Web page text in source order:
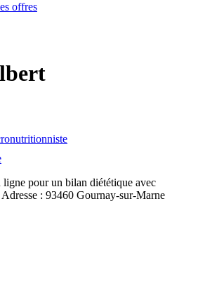
offres
ligne pour un bilan diététique avec
: 93460 Gournay-sur-Marne